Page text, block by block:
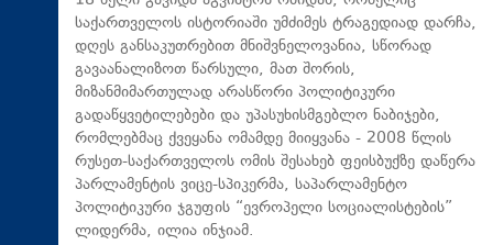
საქართველოს ისტორიაში უმძიმეს ტრაგედიად დარჩა,
დღეს განსაკუთრებით მნიშვნელოვანია, სწორად
გავაანალიზოთ წარსული, მათ შორის,
მიზანმიმართულად არასწორი პოლიტიკური
გადაწყვეტილებები და უპასუხისმგებლო ნაბიჯები,
რომლებმაც ქვეყანა ომამდე მიიყვანა - 2008 წლის
რუსეთ-საქართველოს ომის შესახებ ფეისბუქზე დაწერა
პარლამენტის ვიცე-სპიკერმა, საპარლამენტო
პოლიტიკური ჯგუფის “ევროპელი სოციალისტების”
ლიდერმა, ილია ინჯიამ.